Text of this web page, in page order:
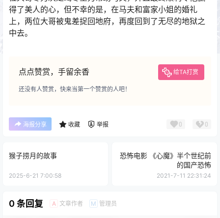
得了美人的心，但不幸的是，在马夫和富家小姐的婚礼
上，两位大哥被鬼差捉回地府，再度回到了无尽的地狱之
中去。
点点赞赏，手留余香 给TA打赏
还没有人赞赏，快来当第一个赞赏的人吧！
海报分享 收藏 举报 0 0
猴子捞月的故事
2025-6-21 7:00:58
恐怖电影 《心魔》半个世纪前
的国产恐怖
2021-7-11 22:31:24
0 条回复 A 文章作者 M 管理员